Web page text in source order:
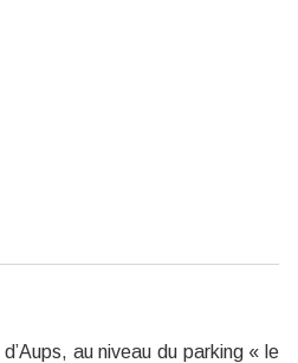
au niveau du parking « le